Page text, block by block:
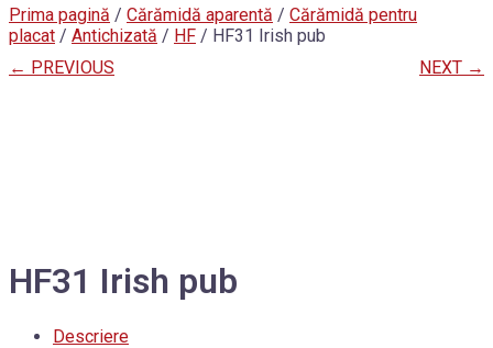
Prima pagină / Cărămidă aparentă / Cărămidă pentru
placat / Antichizată / HF / HF31 Irish pub
← PREVIOUS
NEXT →
HF31 Irish pub
Descriere